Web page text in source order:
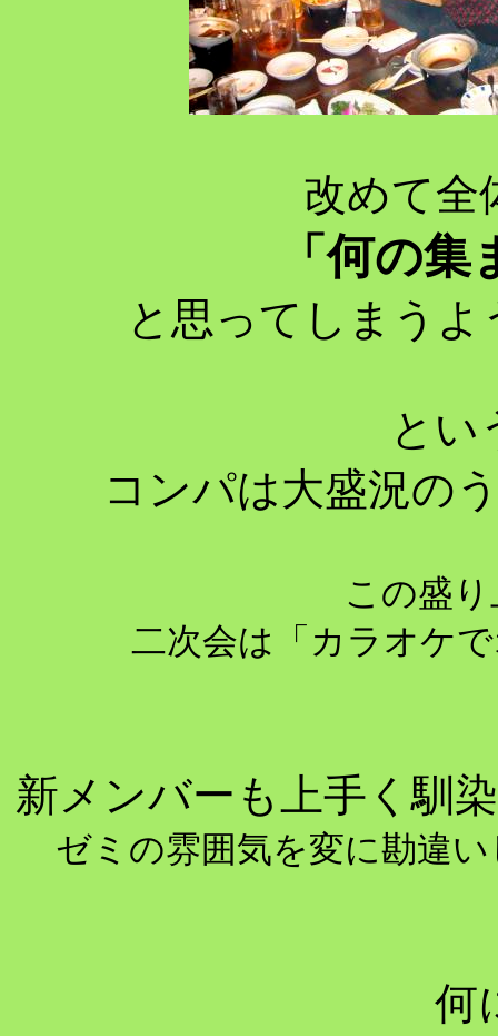
改めて全
「何の
と思ってしまう
とい
コンパは大盛況の
この盛
二次会は「カラオケ
新メンバーも上手く馴
ゼミの雰囲気を変に勘違
何